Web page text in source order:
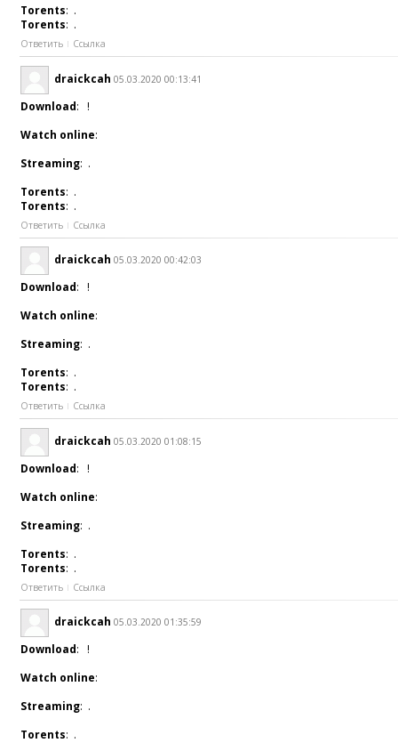
Torents: .
Torents: .
Ответить Ссылка
draickcah 05.03.2020 00:13:41
Download: !
Watch online:
Streaming: .
Torents: .
Torents: .
Ответить Ссылка
draickcah 05.03.2020 00:42:03
Download: !
Watch online:
Streaming: .
Torents: .
Torents: .
Ответить Ссылка
draickcah 05.03.2020 01:08:15
Download: !
Watch online:
Streaming: .
Torents: .
Torents: .
Ответить Ссылка
draickcah 05.03.2020 01:35:59
Download: !
Watch online:
Streaming: .
Torents: .